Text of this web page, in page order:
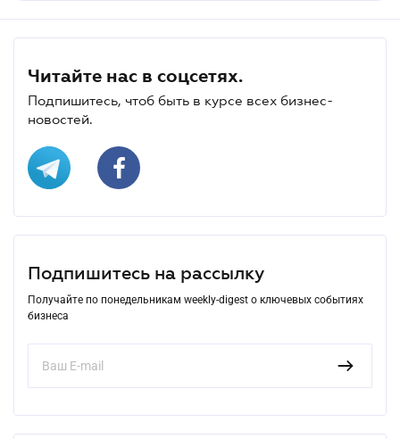
Читайте нас в соцсетях.
Подпишитесь, чтоб быть в курсе всех бизнес-
новостей.
Подпишитесь на рассылку
Получайте по понедельникам weekly-digest о ключевых событиях
бизнеса